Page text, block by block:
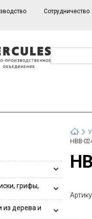
Сотрудничество
или 2 велосипедов
грифы,
ряды
из дерева и
НВВ-